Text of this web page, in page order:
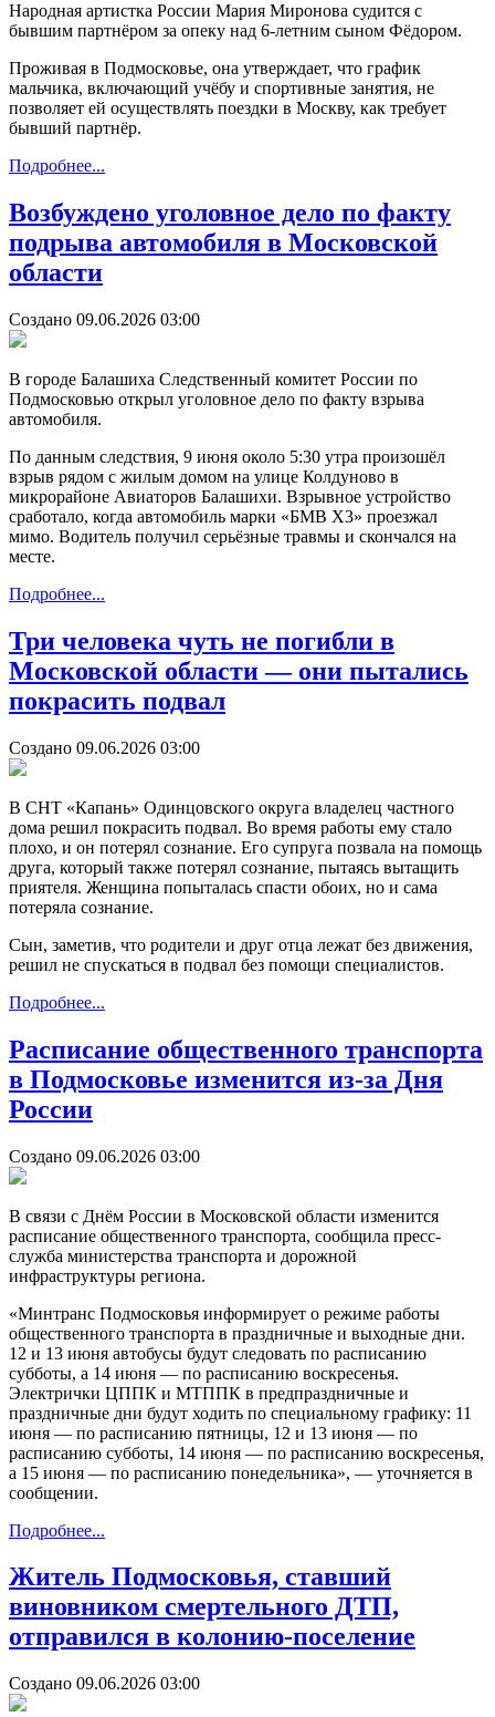
Народная артистка России Мария Миронова судится с
бывшим партнёром за опеку над 6-летним сыном Фёдором.
Проживая в Подмосковье, она утверждает, что график
мальчика, включающий учёбу и спортивные занятия, не
позволяет ей осуществлять поездки в Москву, как требует
бывший партнёр.
Подробнее...
Возбуждено уголовное дело по факту
подрыва автомобиля в Московской
области
Создано 09.06.2026 03:00
В городе Балашиха Следственный комитет России по
Подмосковью открыл уголовное дело по факту взрыва
автомобиля.
По данным следствия, 9 июня около 5:30 утра произошёл
взрыв рядом с жилым домом на улице Колдуново в
микрорайоне Авиаторов Балашихи. Взрывное устройство
сработало, когда автомобиль марки «БМВ Х3» проезжал
мимо. Водитель получил серьёзные травмы и скончался на
месте.
Подробнее...
Три человека чуть не погибли в
Московской области — они пытались
покрасить подвал
Создано 09.06.2026 03:00
В СНТ «Капань» Одинцовского округа владелец частного
дома решил покрасить подвал. Во время работы ему стало
плохо, и он потерял сознание. Его супруга позвала на помощь
друга, который также потерял сознание, пытаясь вытащить
приятеля. Женщина попыталась спасти обоих, но и сама
потеряла сознание.
Сын, заметив, что родители и друг отца лежат без движения,
решил не спускаться в подвал без помощи специалистов.
Подробнее...
Расписание общественного транспорта
в Подмосковье изменится из-за Дня
России
Создано 09.06.2026 03:00
В связи с Днём России в Московской области изменится
расписание общественного транспорта, сообщила пресс-
служба министерства транспорта и дорожной
инфраструктуры региона.
«Минтранс Подмосковья информирует о режиме работы
общественного транспорта в праздничные и выходные дни.
12 и 13 июня автобусы будут следовать по расписанию
субботы, а 14 июня — по расписанию воскресенья.
Электрички ЦППК и МТППК в предпраздничные и
праздничные дни будут ходить по специальному графику: 11
июня — по расписанию пятницы, 12 и 13 июня — по
расписанию субботы, 14 июня — по расписанию воскресенья,
а 15 июня — по расписанию понедельника», — уточняется в
сообщении.
Подробнее...
Житель Подмосковья, ставший
виновником смертельного ДТП,
отправился в колонию-поселение
Создано 09.06.2026 03:00